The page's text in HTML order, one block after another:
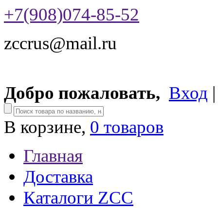
+7(908)074-85-52
zccrus@mail.ru
Добро пожаловать, Вход
В корзине, 0 товаров
Главная
Доставка
Каталоги ZCC